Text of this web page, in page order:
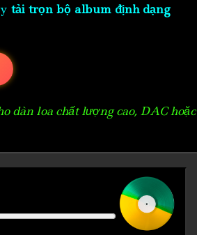
tải trọn bộ album định dạng
dàn loa chất lượng cao, DAC hoặc